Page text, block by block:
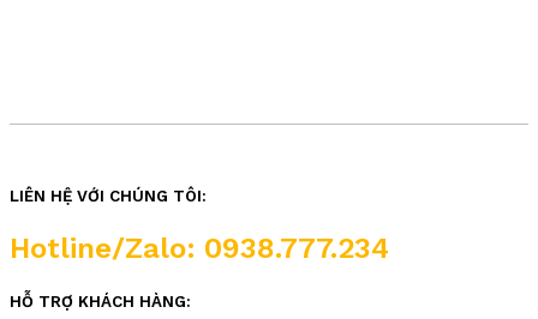
LIÊN HỆ VỚI CHÚNG TÔI:
Hotline/Zalo: 0938.777.234
HỖ TRỢ KHÁCH HÀNG: